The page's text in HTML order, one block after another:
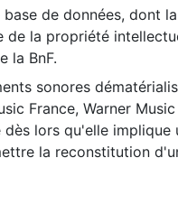
de données, dont
de la propriété
la BnF.
sonores
France, Warner
lors qu'elle
la reconstitution